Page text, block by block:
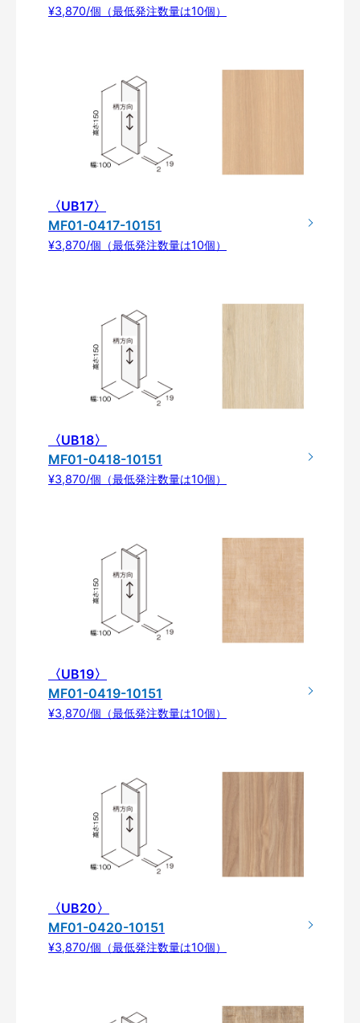
¥3,870/個（最低発注数量は10個）
〈UB17〉
MF01-0417-10151
¥3,870/個（最低発注数量は10個）
〈UB18〉
MF01-0418-10151
¥3,870/個（最低発注数量は10個）
〈UB19〉
MF01-0419-10151
¥3,870/個（最低発注数量は10個）
〈UB20〉
MF01-0420-10151
¥3,870/個（最低発注数量は10個）